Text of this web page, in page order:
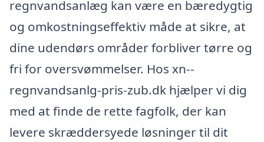
regnvandsanlæg kan være en bæredygtig
og omkostningseffektiv måde at sikre, at
dine udendørs områder forbliver tørre og
fri for oversvømmelser. Hos xn--
regnvandsanlg-pris-zub.dk hjælper vi dig
med at finde de rette fagfolk, der kan
levere skræddersyede løsninger til dit